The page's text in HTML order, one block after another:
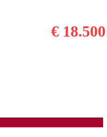
€ 18.500